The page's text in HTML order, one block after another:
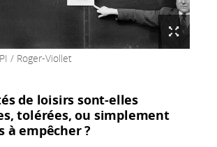
/ Roger-Viollet
de loisirs sont-elles
tolérées, ou simplement
à empêcher ?